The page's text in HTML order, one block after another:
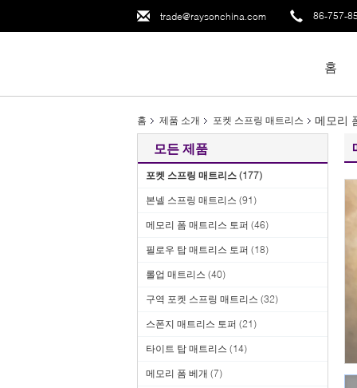
trade@raysonchina.com 86-757-
홈
홈 제품 소개 포켓 스프링 매트리스 메모리
모든 제품
포켓 스프링 매트리스 (177)
본넬 스프링 매트리스 (91)
메모리 폼 매트리스 토퍼 (46)
필로우 탑 매트리스 토퍼 (18)
롤업 매트리스 (40)
구역 포켓 스프링 매트리스 (32)
스폰지 매트리스 토퍼 (21)
타이트 탑 매트리스 (14)
메모리 폼 베개 (7)